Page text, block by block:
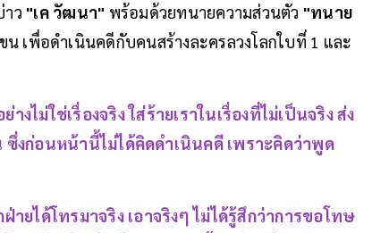
าว "เค วัฒนา" พร้อมด้วยทนายความส่วนตัว "ทนาย
เพื่อดำเนินคดีกับคนสร้างละครลวงโลกใบที่ 1 และ
งไม่ใช่เรื่องจริง ใส่ร้ายเราในเรื่องที่ไม่เป็นจริง ส่ง
งก่อนหน้านี้ไม่ได้คิดดำเนินคดี เพราะคิดว่าพูด
ได้โทรมาจริง เอาจริงๆ ไม่ได้รู้สึกว่าการขอโทษ